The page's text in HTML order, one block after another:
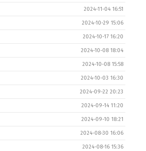
2024-11-04 16:51
2024-10-29 15:06
2024-10-17 16:20
2024-10-08 18:04
2024-10-08 15:58
2024-10-03 16:30
2024-09-22 20:23
2024-09-14 11:20
2024-09-10 18:21
2024-08-30 16:06
2024-08-16 15:36